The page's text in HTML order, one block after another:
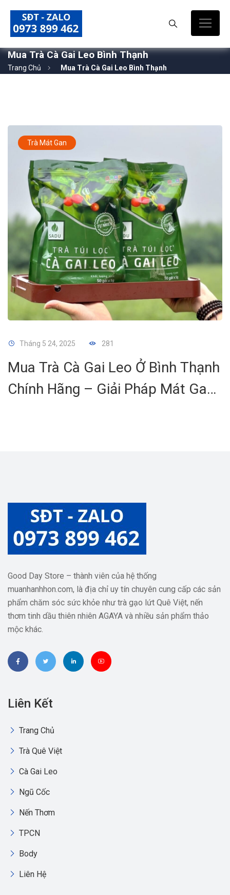
Mua Trà Cà Gai Leo Bình Thạnh
Trang Chủ Mua Trà Cà Gai Leo Bình Thạnh
Trà Mát Gan
Tháng 5 24, 2025 281
Mua Trà Cà Gai Leo Ở Bình Thạnh
Chính Hãng – Giải Pháp Mát Gan,
Good Day Store – thành viên của hệ thống
muanhanhhon.com, là địa chỉ uy tín chuyên cung cấp các sản
phẩm chăm sóc sức khỏe như trà gạo lứt Quê Việt, nến
thơm tinh dầu thiên nhiên AGAYA và nhiều sản phẩm thảo
mộc khác.
Liên Kết
Trang Chủ
Trà Quê Việt
Cà Gai Leo
Ngũ Cốc
Nến Thơm
TPCN
Body
Liên Hệ